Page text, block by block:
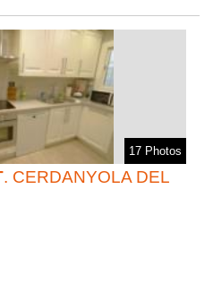
17 Photos
. CERDANYOLA DEL